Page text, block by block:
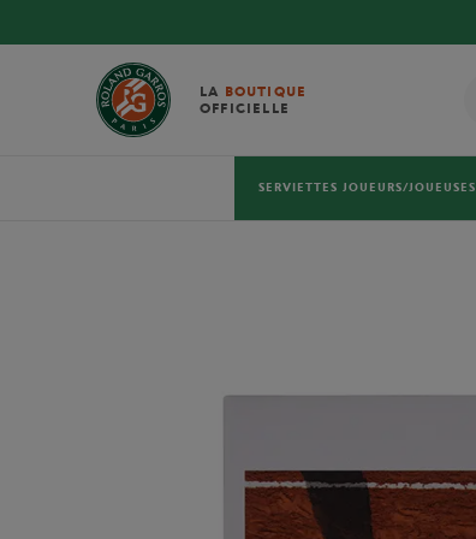
LA BOUTIQUE
OFFICIELLE
SERVIETTES JOUEURS/JOUEUSES